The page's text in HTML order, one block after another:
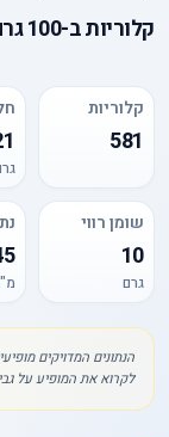
קלוריותב-100 גרם
קלוריות
581
שומן רווי
10
גרם
הנתונים המדויקים
לקרוא את המופיע על